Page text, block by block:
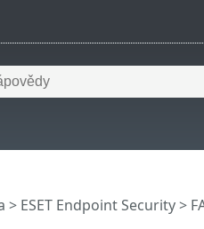
> ESET Endpoint Security>